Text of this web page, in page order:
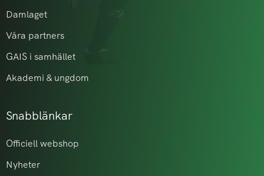
Damlaget
Våra partners
GAIS i samhället
Akademi & ungdom
Snabblänkar
Officiell webshop
Nyheter